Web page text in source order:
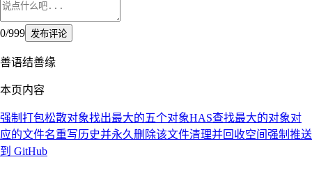
0/999 发布评论
善语结善缘
本页内容
强制打包松散对象找出最大的五个对象HAS查找最大的对象对
应的文件名重写历史并永久删除该文件清理并回收空间强制推送
到 GitHub